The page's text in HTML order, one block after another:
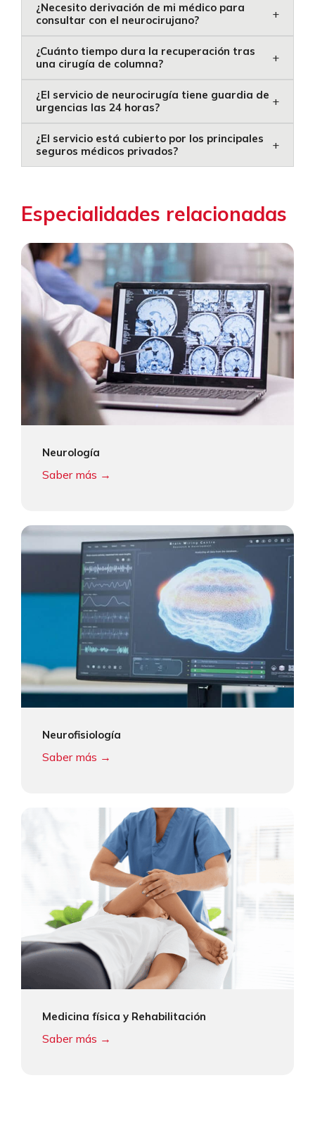
¿Necesito derivación de mi médico para
consultar con el neurocirujano?
+
¿Cuánto tiempo dura la recuperación tras
una cirugía de columna?
+
¿El servicio de neurocirugía tiene guardia de
urgencias las 24 horas?
+
¿El servicio está cubierto por los principales
seguros médicos privados?
+
Especialidades relacionadas
Neurología
Saber más →
Neurofisiología
Saber más →
Medicina física y Rehabilitación
Saber más →